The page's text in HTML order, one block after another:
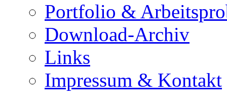
Portfolio &
Download-Archiv
Links
Impressum & Kontakt